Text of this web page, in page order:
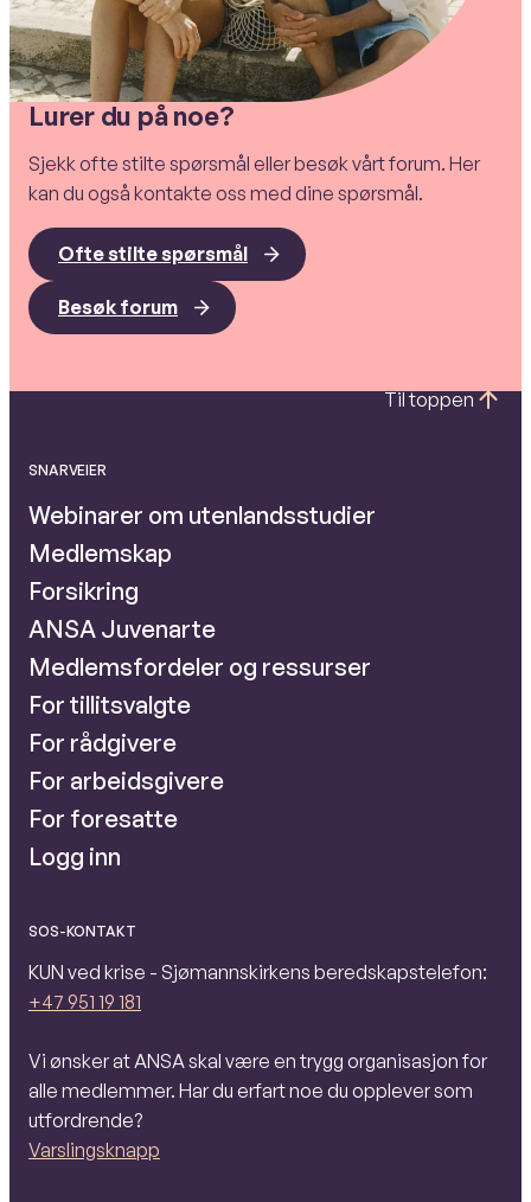
Lurer du på noe?
Sjekk ofte stilte spørsmål eller besøk vårt forum. Her
kan du også kontakte oss med dine spørsmål.
Ofte stilte spørsmål
Besøk forum
SNARVEIER
Webinarer om utenlandsstudier
Medlemskap
Forsikring
ANSA Juvenarte
Medlemsfordeler og ressurser
For tillitsvalgte
For rådgivere
For arbeidsgivere
For foresatte
Logg inn
SOS-KONTAKT
KUN ved krise - Sjømannskirkens beredskapstelefon:
+47 951 19 181
Vi ønsker at ANSA skal være en trygg organisasjon for
alle medlemmer. Har du erfart noe du opplever som
utfordrende?
Varslingsknapp
Til toppen